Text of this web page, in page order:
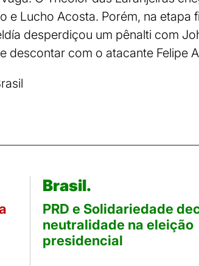
e Lucho Acosta. Porém, na
desperdiçou um pênalti com
descontar com o atacante Felipe
Brasil.
PRD e Solidariedade
neutralidade na eleição
presidencial